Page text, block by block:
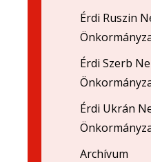
Érdi Ruszin
Érdi Szerb
Érdi Ukrán
Archívum